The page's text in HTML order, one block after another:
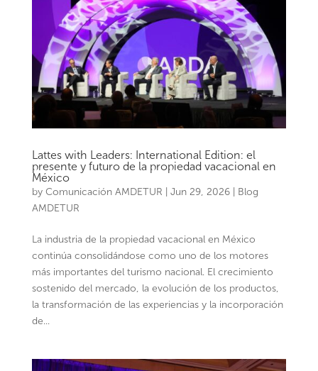
Lattes with Leaders: International Edition: el
presente y futuro de la propiedad vacacional en
México
by Comunicación AMDETUR Jun 29, 2026| Blog
AMDETUR
La industria de la propiedad vacacional en México
continúa consolidándose como uno de los motores
más importantes del turismo nacional. El crecimiento
sostenido del mercado, la evolución de los productos,
la transformación de las experiencias y la incorporación
de...